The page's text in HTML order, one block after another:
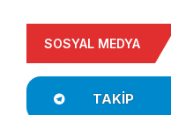
SOSYAL MEDYA
TAKIP